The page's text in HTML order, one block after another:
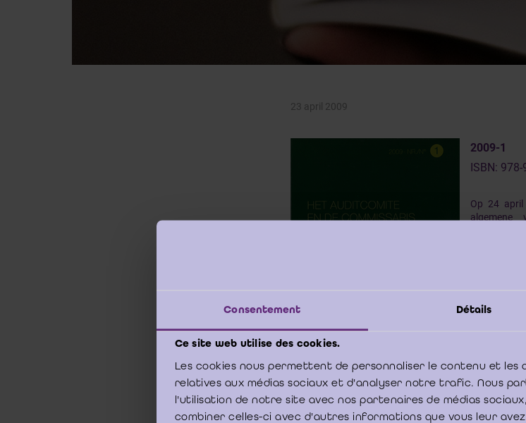
Consentement Détails
Ce site web utilise des cookies.
Les cookies nous permettent de personnaliser le contenu et
relatives aux médias sociaux et d'analyser notre trafic. Nous
l'utilisation de notre site avec nos partenaires de médias
combiner celles-ci avec d'autres informations que vous leur
23 april 2009
2009-1
ISBN:
Op 24
bevat de
de nieuwe
december
Download